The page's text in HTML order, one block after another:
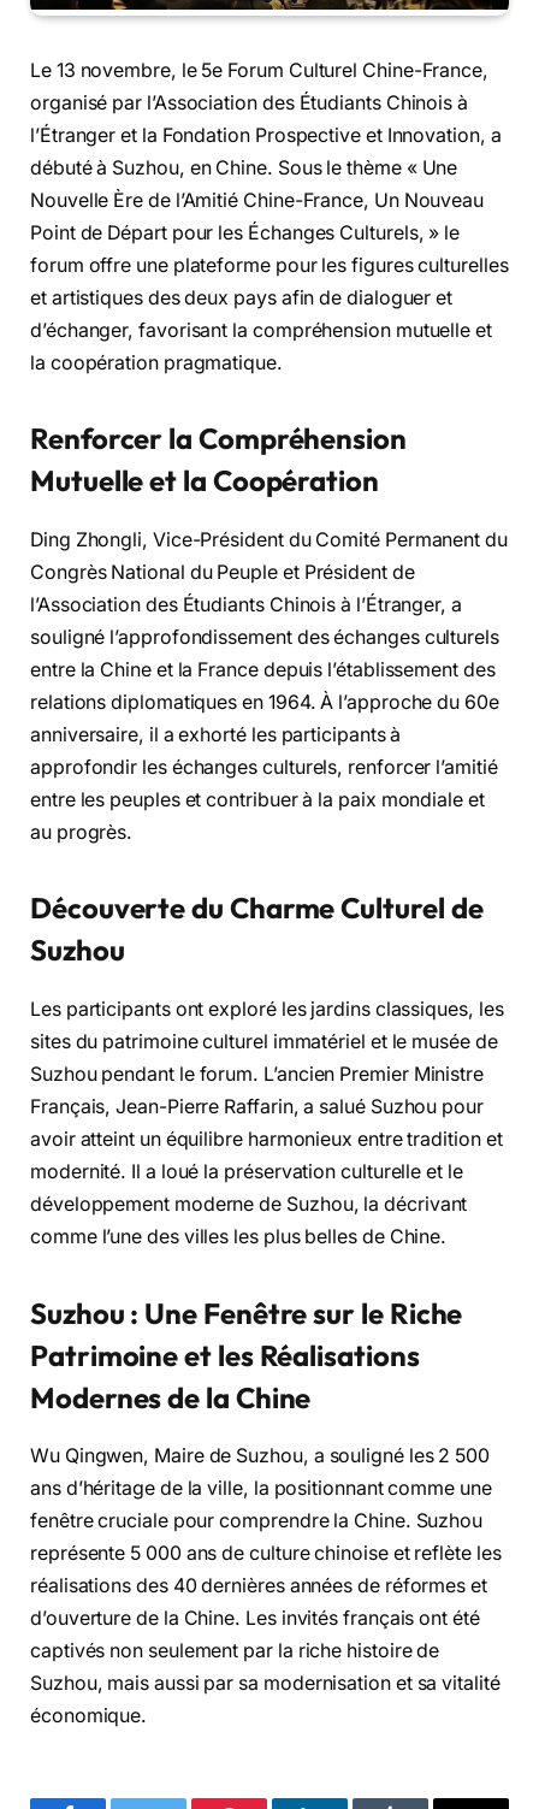
Le 13 novembre, le 5e Forum Culturel Chine-France,
organisé par l’Association des Étudiants Chinois à
l’Étranger et la Fondation Prospective et Innovation, a
débuté à Suzhou, en Chine. Sous le thème « Une
Nouvelle Ère de l’Amitié Chine-France, Un Nouveau
Point de Départ pour les Échanges Culturels, » le
forum offre une plateforme pour les figures culturelles
et artistiques des deux pays afin de dialoguer et
d’échanger, favorisant la compréhension mutuelle et
la coopération pragmatique.
Renforcer la Compréhension
Mutuelle et la Coopération
Ding Zhongli, Vice-Président du Comité Permanent du
Congrès National du Peuple et Président de
l’Association des Étudiants Chinois à l’Étranger, a
souligné l’approfondissement des échanges culturels
entre la Chine et la France depuis l’établissement des
relations diplomatiques en 1964. À l’approche du 60e
anniversaire, il a exhorté les participants à
approfondir les échanges culturels, renforcer l’amitié
entre les peuples et contribuer à la paix mondiale et
au progrès.
Découverte du Charme Culturel de
Suzhou
Les participants ont exploré les jardins classiques, les
sites du patrimoine culturel immatériel et le musée de
Suzhou pendant le forum. L’ancien Premier Ministre
Français, Jean-Pierre Raffarin, a salué Suzhou pour
avoir atteint un équilibre harmonieux entre tradition et
modernité. Il a loué la préservation culturelle et le
développement moderne de Suzhou, la décrivant
comme l’une des villes les plus belles de Chine.
Suzhou : Une Fenêtre sur le Riche
Patrimoine et les Réalisations
Modernes de la Chine
Wu Qingwen, Maire de Suzhou, a souligné les 2 500
ans d’héritage de la ville, la positionnant comme une
fenêtre cruciale pour comprendre la Chine. Suzhou
représente 5 000 ans de culture chinoise et reflète les
réalisations des 40 dernières années de réformes et
d’ouverture de la Chine. Les invités français ont été
captivés non seulement par la riche histoire de
Suzhou, mais aussi par sa modernisation et sa vitalité
économique.